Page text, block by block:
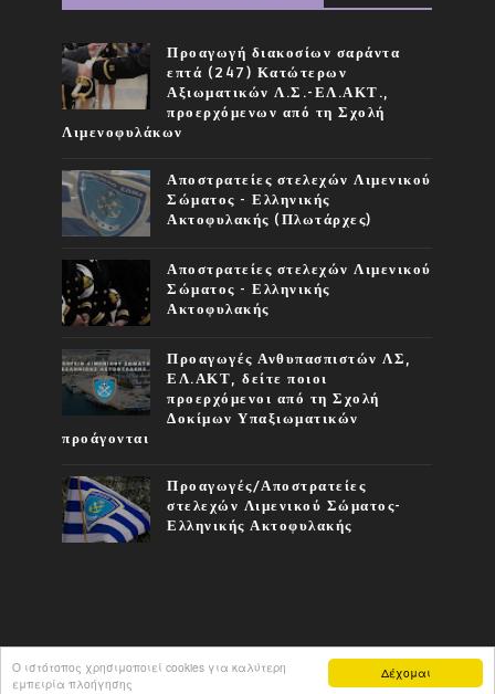
Δέχομαι
Ο ιστότοπος χρησιμοποιεί cookies για καλύτερη
εμπειρία πλοήγησης
Προαγωγή διακοσίων σαράντα
επτά (247) Κατώτερων
Αξιωματικών Λ.Σ.-ΕΛ.ΑΚΤ.,
προερχόμενων από τη Σχολή
Λιμενοφυλάκων
Αποστρατείες στελεχών Λιμενικού
Σώματος - Ελληνικής
Ακτοφυλακής (Πλωτάρχες)
Αποστρατείες στελεχών Λιμενικού
Σώματος - Ελληνικής
Ακτοφυλακής
Προαγωγές Ανθυπασπιστών ΛΣ,
ΕΛ.ΑΚΤ, δείτε ποιοι
προερχόμενοι από τη Σχολή
Δοκίμων Υπαξιωματικών
προάγονται
Προαγωγές/Αποστρατείες
στελεχών Λιμενικού Σώματος-
Ελληνικής Ακτοφυλακής
COPYRIGHT © ΦΩΝΉ ΤΟΥ Λ.Σ.